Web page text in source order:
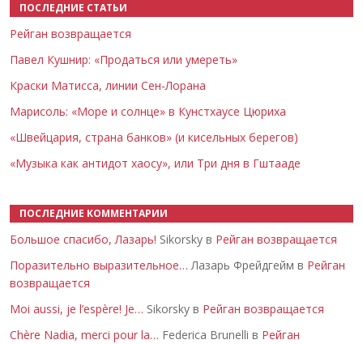
ПОСЛЕДНИЕ СТАТЬИ
Рейган возвращается
Павел Кушнир: «Продаться или умереть»
Краски Матисса, линии Сен-Лорана
Марисоль: «Море и солнце» в Кунстхаусе Цюриха
«Швейцария, страна банков» (и кисельных берегов)
«Музыка как антидот хаосу», или Три дня в Гштааде
ПОСЛЕДНИЕ КОММЕНТАРИИ
Большое спасибо, Лазарь! Sikorsky в Рейган возвращается
Поразительно выразительное… Лазарь Фрейдгейм в Рейган
возвращается
Moi aussi, je l’espère! Je… Sikorsky в Рейган возвращается
Chère Nadia, merci pour la… Federica Brunelli в Рейган